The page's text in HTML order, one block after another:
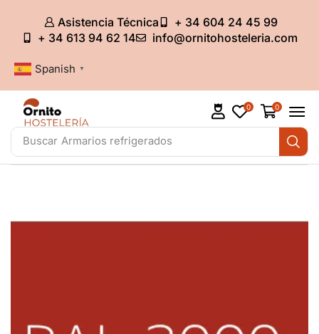
Asistencia Técnica
+ 34 604 24 45 99
+ 34 613 94 62 14
info@ornitohosteleria.com
Spanish ▼
Buscar Armarios refrigerados
0 0